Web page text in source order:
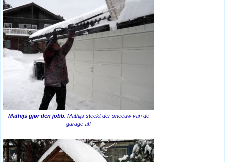
Mathijs gjør den jobb. Mathijs steekt der sneeuw van de
garage af!